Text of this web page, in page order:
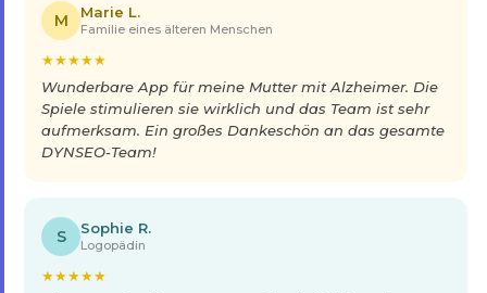
M Marie L.
Familie eines älteren Menschen
★★★★★
Wunderbare App für meine Mutter mit Alzheimer. Die
Spiele stimulieren sie wirklich und das Team ist sehr
aufmerksam. Ein großes Dankeschön an das gesamte
DYNSEO-Team!
S Sophie R.
Logopädin
★★★★★